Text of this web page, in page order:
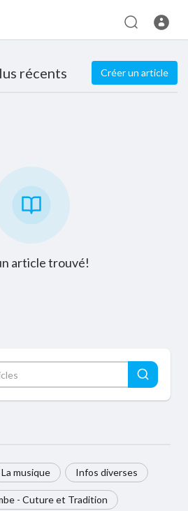
récents Créer un article
article trouvé!
La musique Infos diverses
- Cuture et Tradition